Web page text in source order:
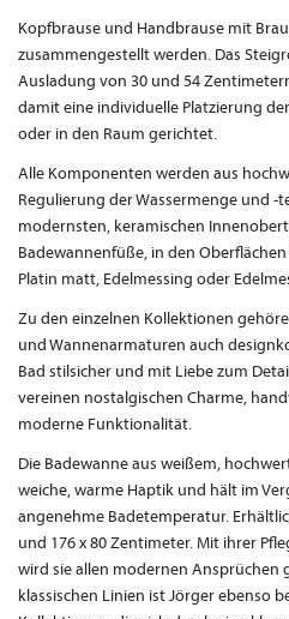
Kopfbrause und Handbrause mit
zusammengestellt werden. Das
Ausladung von 30 und 54
damit eine individuelle Platzierung
oder in den Raum gerichtet.
Alle Komponenten werden aus
Regulierung der Wassermenge und
modernsten, keramischen
Badewannenfüße, in den
Platin matt, Edelmessing oder
Zu den einzelnen Kollektionen
und Wannenarmaturen auch
Bad stilsicher und mit Liebe zum
vereinen nostalgischen Charme,
moderne Funktionalität.
Die Badewanne aus weißem,
weiche, warme Haptik und hält im
angenehme Badetemperatur.
und 176 x 80 Zentimeter. Mit ihrer
wird sie allen modernen Ansprüchen
klassischen Linien ist Jörger ebenso